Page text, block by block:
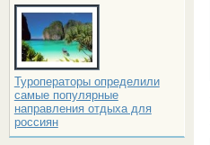
Туроператоры определили
самые популярные
направления отдыха для
россиян